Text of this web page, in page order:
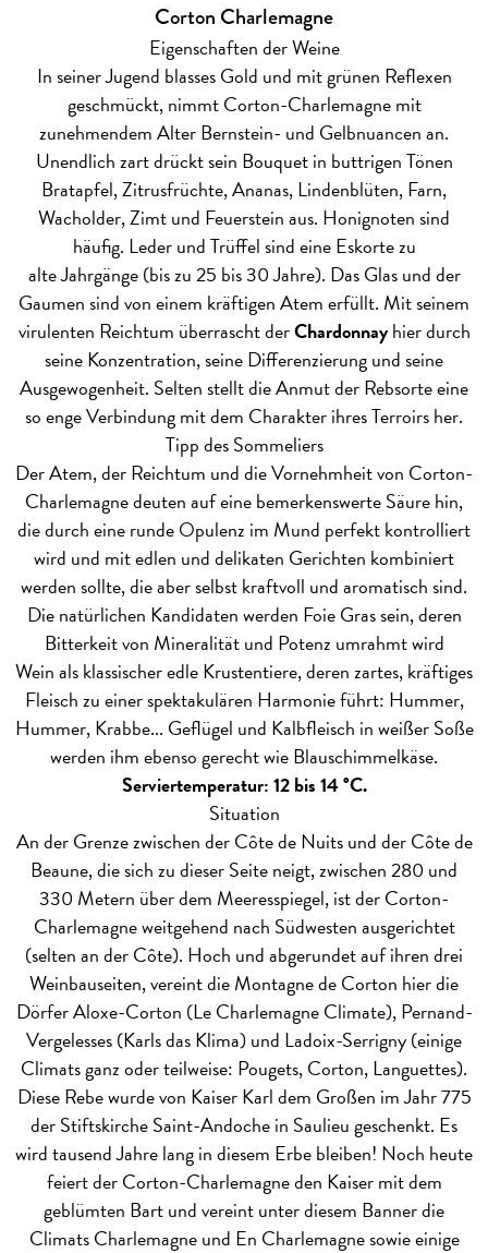
Corton Charlemagne
Eigenschaften der Weine
In seiner Jugend blasses Gold und mit grünen Reflexen
geschmückt, nimmt Corton-Charlemagne mit
zunehmendem Alter Bernstein- und Gelbnuancen an.
Unendlich zart drückt sein Bouquet in buttrigen Tönen
Bratapfel, Zitrusfrüchte, Ananas, Lindenblüten, Farn,
Wacholder, Zimt und Feuerstein aus. Honignoten sind
häufig. Leder und Trüffel sind eine Eskorte zu
alte Jahrgänge (bis zu 25 bis 30 Jahre). Das Glas und der
Gaumen sind von einem kräftigen Atem erfüllt. Mit seinem
virulenten Reichtum überrascht derChardonnayhier durch
seine Konzentration, seine Differenzierung und seine
Ausgewogenheit. Selten stellt die Anmut der Rebsorte eine
so enge Verbindung mit dem Charakter ihres Terroirs her.
Tipp des Sommeliers
Der Atem, der Reichtum und die Vornehmheit von Corton-
Charlemagne deuten auf eine bemerkenswerte Säure hin,
die durch eine runde Opulenz im Mund perfekt kontrolliert
wird und mit edlen und delikaten Gerichten kombiniert
werden sollte, die aber selbst kraftvoll und aromatisch sind.
Die natürlichen Kandidaten werden Foie Gras sein, deren
Bitterkeit von Mineralität und Potenz umrahmt wird
Wein als klassischer edle Krustentiere, deren zartes, kräftiges
Fleisch zu einer spektakulären Harmonie führt: Hummer,
Hummer, Krabbe... Geflügel und Kalbfleisch in weißer Soße
werden ihm ebenso gerecht wie Blauschimmelkäse.
Serviertemperatur: 12 bis 14 °C.
Situation
An der Grenze zwischen der Côte de Nuits und der Côte de
Beaune, die sich zu dieser Seite neigt, zwischen 280 und
330 Metern über dem Meeresspiegel, ist der Corton-
Charlemagne weitgehend nach Südwesten ausgerichtet
(selten an der Côte). Hoch und abgerundet auf ihren drei
Weinbauseiten, vereint die Montagne de Corton hier die
Dörfer Aloxe-Corton (Le Charlemagne Climate), Pernand-
Vergelesses (Karls das Klima) und Ladoix-Serrigny (einige
Climats ganz oder teilweise: Pougets, Corton, Languettes).
Diese Rebe wurde von Kaiser Karl dem Großen im Jahr 775
der Stiftskirche Saint-Andoche in Saulieu geschenkt. Es
wird tausend Jahre lang in diesem Erbe bleiben! Noch heute
feiert der Corton-Charlemagne den Kaiser mit dem
geblümten Bart und vereint unter diesem Banner die
Climats Charlemagne und En Charlemagne sowie einige